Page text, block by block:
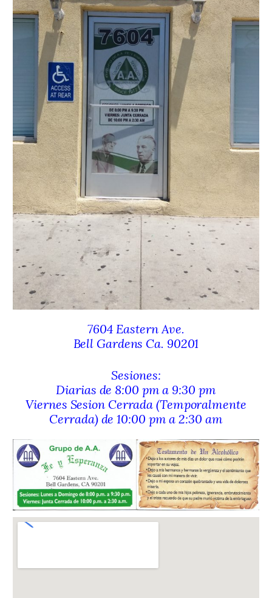
7604 Eastern Ave.
Bell Gardens Ca. 90201
Sesiones:
Diarias de 8:00 pm a 9:30 pm
Viernes Sesion Cerrada (Temporalmente
Cerrada) de 10:00 pm a 2:30 am